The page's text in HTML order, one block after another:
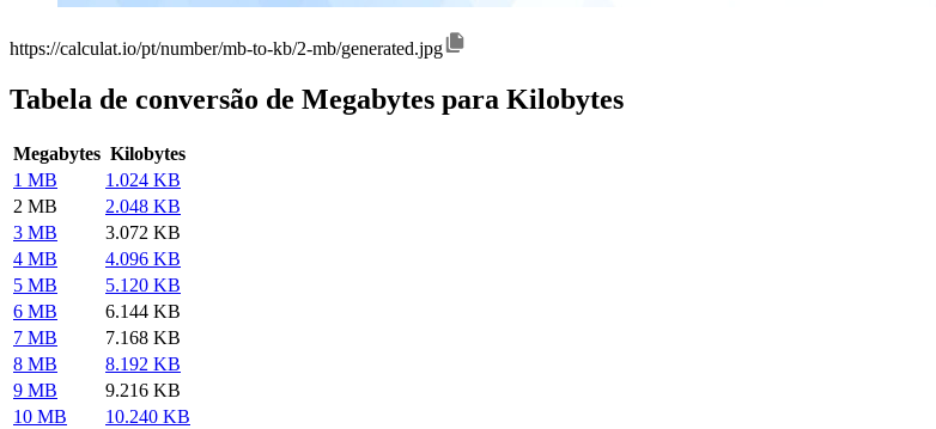
https://calculat.io/pt/number/mb-to-kb/2-mb/generated.jpg
Tabela de conversão de Megabytes para Kilobytes
Megabytes Kilobytes
1 MB
1.024 KB
2 MB
2.048 KB
3 MB
3.072 KB
4 MB
4.096 KB
5 MB
5.120 KB
6 MB
6.144 KB
7 MB
7.168 KB
8 MB
8.192 KB
9 MB
9.216 KB
10 MB
10.240 KB